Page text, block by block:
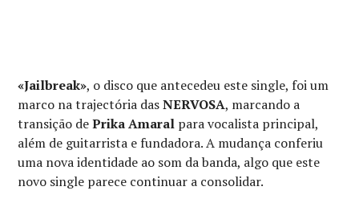
«Jailbreak», o disco que antecedeu este single, foi um
marco na trajectória dasNERVOSA, marcando a
transição dePrika Amaral para vocalista principal,
além de guitarrista e fundadora. A mudança conferiu
uma nova identidade ao som da banda, algo que este
novo single parece continuar a consolidar.